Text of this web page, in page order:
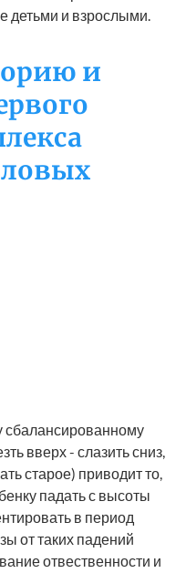
детьми и взрослыми.
и
сбалансированному
вверх - слазить сниз,
старое) приводит то,
падать с высоты
в период
от таких падений
отвественности и